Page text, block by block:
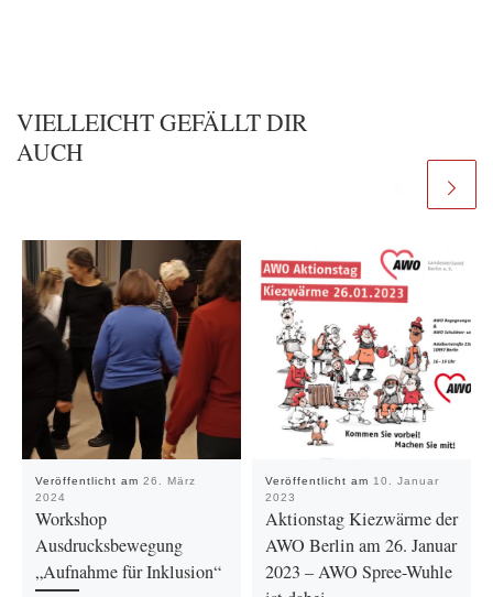
VIELLEICHT GEFÄLLT DIR
AUCH
Veröffentlicht am 26. März
2024
Workshop
Ausdrucksbewegung
„Aufnahme für Inklusion“
Veröffentlicht am 10. Januar
2023
Aktionstag Kiezwärme der
AWO Berlin am 26. Januar
2023 – AWO Spree-Wuhle